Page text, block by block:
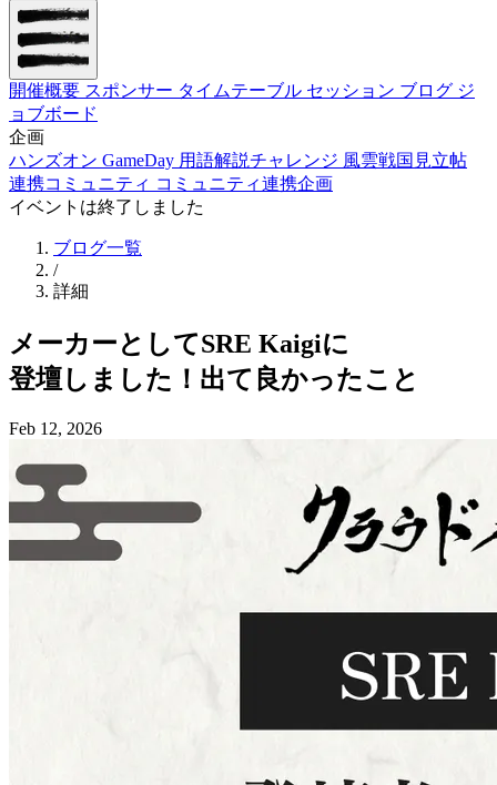
開催概要 スポンサー タイムテーブル セッション ブログ ジ
ョブボード
企画
ハンズオン GameDay 用語解説チャレンジ 風雲戦国見立帖
連携コミュニティ コミュニティ連携企画
イベントは終了しました
ブログ一覧
/
詳細
メーカーと してSRE Kaigiに
登壇しました！ 出て 良かったこと
Feb 12, 2026